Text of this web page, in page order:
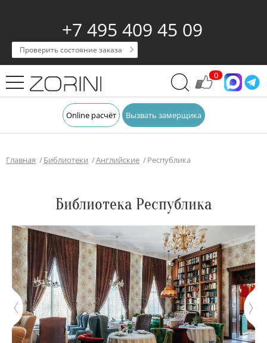
+7 495 409 45 09
Проверить состояние заказа
0
Online расчёт Вызвать замерщика
Главная Библиотеки Английские Республика
Библиотека Республика